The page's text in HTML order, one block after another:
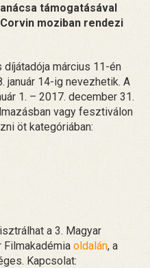
támogatásával
moziban rendezi
díjátadója március 11-én
január 14-ig nevezhetik. A
1. – 2017. december 31.
vagy fesztiválon
öt kategóriában:
a 3. Magyar
Filmakadémia oldalán, a
Kapcsolat: